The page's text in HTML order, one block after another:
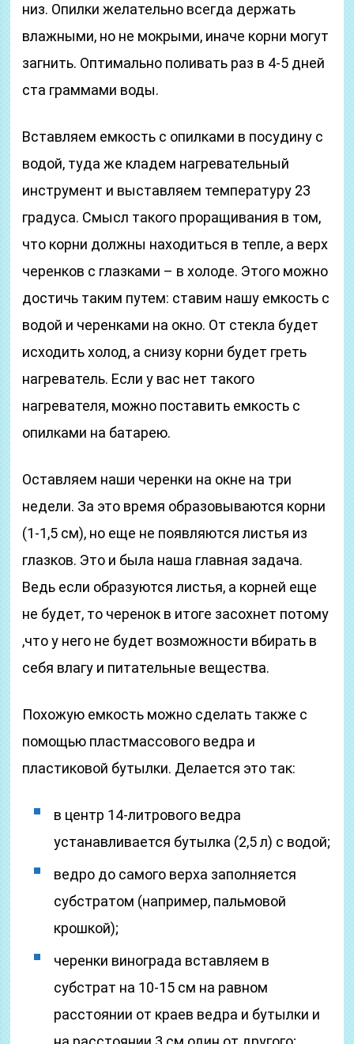
низ. Опилки желательно всегда держать
влажными, но не мокрыми, иначе корни могут
загнить. Оптимально поливать раз в 4-5 дней
ста граммами воды.
Вставляем емкость с опилками в посудину с
водой, туда же кладем нагревательный
инструмент и выставляем температуру 23
градуса. Смысл такого проращивания в том,
что корни должны находиться в тепле, а верх
черенков с глазками – в холоде. Этого можно
достичь таким путем: ставим нашу емкость с
водой и черенками на окно. От стекла будет
исходить холод, а снизу корни будет греть
нагреватель. Если у вас нет такого
нагревателя, можно поставить емкость с
опилками на батарею.
Оставляем наши черенки на окне на три
недели. За это время образовываются корни
(1-1,5 см), но еще не появляются листья из
глазков. Это и была наша главная задача.
Ведь если образуются листья, а корней еще
не будет, то черенок в итоге засохнет потому
,что у него не будет возможности вбирать в
себя влагу и питательные вещества.
Похожую емкость можно сделать также с
помощью пластмассового ведра и
пластиковой бутылки. Делается это так:
в центр 14-литрового ведра
устанавливается бутылка (2,5 л) с водой;
ведро до самого верха заполняется
субстратом (например, пальмовой
крошкой);
черенки винограда вставляем в
субстрат на 10-15 см на равном
расстоянии от краев ведра и бутылки и